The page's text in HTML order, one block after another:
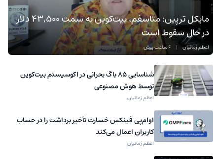
مایکل ترپین: متاسفم، بیت‌کوین به سمت ۴۳,۵۰۰ دلار
در حال سقوط است
اعظم زمانیان | 6 ساعت پیش
شناسایی ۸۵ باگ بحرانی در اکوسیستم بیت‌کوین
توسط هوش مصنوعی
اعظم زمانیان
اوام‌پی فینکس خسارت تأخیر برداشت را در حساب
کاربران اعمال می‌کند
اعظم زمانیان